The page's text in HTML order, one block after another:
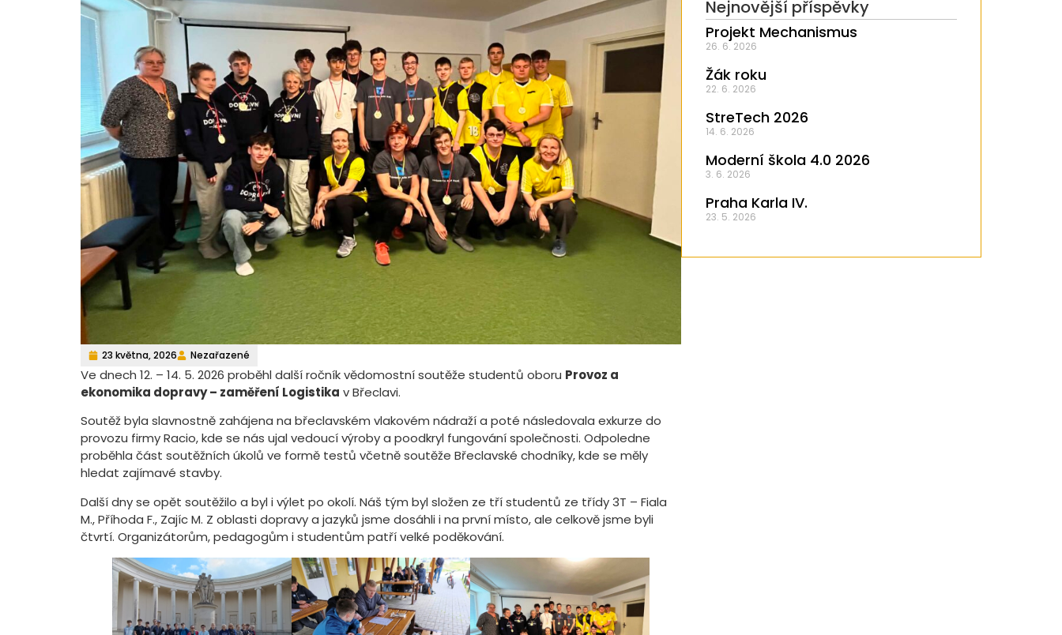
23 května, 2026 Nezařazené
Ve dnech 12. – 14. 5. 2026 proběhl další ročník vědomostní soutěže studentů oboru Provoz a
ekonomika dopravy – zaměření Logistika v Břeclavi.
Soutěž byla slavnostně zahájena na břeclavském vlakovém nádraží a poté následovala exkurze do
provozu firmy Racio, kde se nás ujal vedoucí výroby a poodkryl fungování společnosti. Odpoledne
proběhla část soutěžních úkolů ve formě testů včetně soutěže Břeclavské chodníky, kde se měly
hledat zajímavé stavby.
Další dny se opět soutěžilo a byl i výlet po okolí. Náš tým byl složen ze tří studentů ze třídy 3T – Fiala
M., Příhoda F., Zajíc M. Z oblasti dopravy a jazyků jsme dosáhli i na první místo, ale celkově jsme byli
čtvrtí. Organizátorům, pedagogům i studentům patří velké poděkování.
Nejnovější příspěvky
Projekt Mechanismus
26. 6. 2026
Žák roku
22. 6. 2026
StreTech 2026
14. 6. 2026
Moderní škola 4.0 2026
3. 6. 2026
Praha Karla IV.
23. 5. 2026